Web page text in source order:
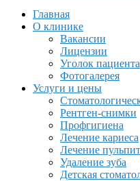
Главная
О клинике
Вакансии
Лицензии
Уголок пациента
Фотогалерея
Услуги и цены
Рентген-снимки
Профгигиена
Лечение кариеса
Лечение
Удаление зуба
Детская